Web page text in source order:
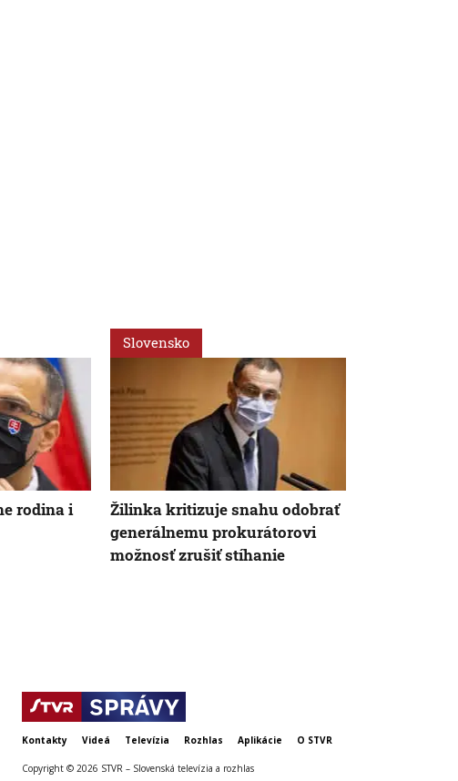
rodina i
Slovensko
Žilinka kritizuje snahu odobrať
generálnemu prokurátorovi
možnosť zrušiť stíhanie
Kontakty Videá Televízia Rozhlas Aplikácie O STVR
Copyright © 2026 STVR – Slovenská televízia a rozhlas